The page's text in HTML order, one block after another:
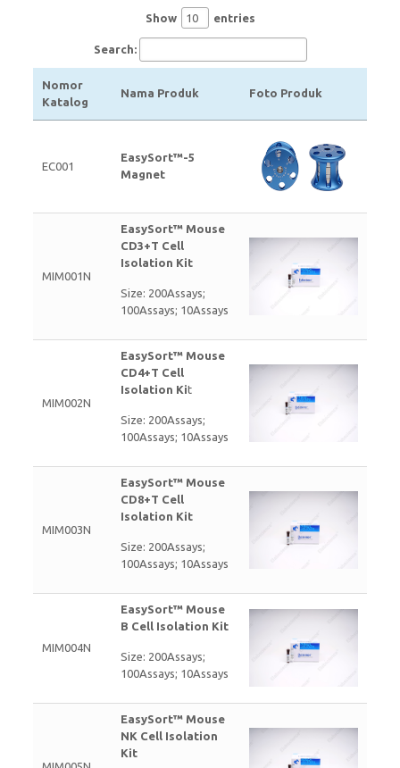
Show entries
Search:
Nomor
Katalog
Nama Produk Foto Produk
EC001
EasySort™-5
Magnet
MIM001N
EasySort™ Mouse
CD3+T Cell
Isolation Kit
Size: 200Assays;
100Assays; 10Assays
MIM002N
EasySort™ Mouse
CD4+T Cell
Isolation Kit
Size: 200Assays;
100Assays; 10Assays
MIM003N
EasySort™ Mouse
CD8+T Cell
Isolation Kit
Size: 200Assays;
100Assays; 10Assays
MIM004N
EasySort™ Mouse
B Cell Isolation Kit
Size: 200Assays;
100Assays; 10Assays
EasySort™ Mouse
NK Cell Isolation
Kit